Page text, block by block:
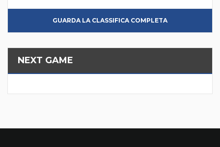
GUARDA LA CLASSIFICA COMPLETA
NEXT GAME